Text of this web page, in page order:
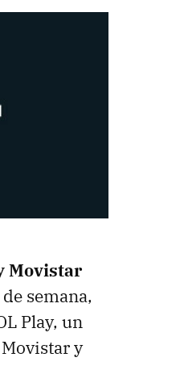
Movistar
semana,
Play, un
y